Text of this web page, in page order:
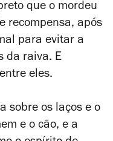
que o mordeu
recompensa, após
para evitar a
da raiva. E
eles.
sobre os laços e o
e o cão, e a